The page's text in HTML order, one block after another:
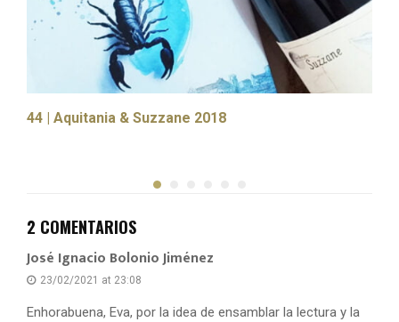
44 | Aquitania & Suzzane 2018
2 COMENTARIOS
José Ignacio Bolonio Jiménez
23/02/2021 at 23:08
Enhorabuena, Eva, por la idea de ensamblar la lectura y la